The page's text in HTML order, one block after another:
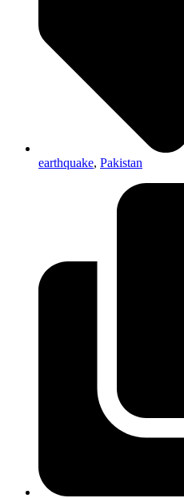
earthquake, Pakistan